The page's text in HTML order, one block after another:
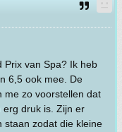
Prix van Spa? Ik heb
6,5 ook mee. De
me zo voorstellen dat
erg druk is. Zijn er
staan zodat die kleine